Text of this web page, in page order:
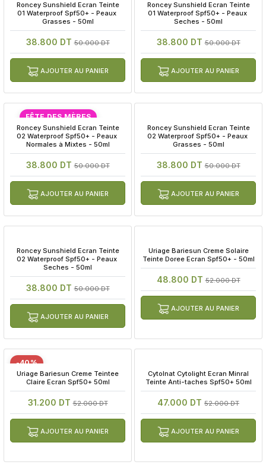
Roncey Sunshield Ecran Teinte
01 Waterproof Spf50+ - Peaux
Grasses - 50ml
38.800 DT50.000 DT
AJOUTER AU PANIER
Roncey Sunshield Ecran Teinte
01 Waterproof Spf50+ - Peaux
Seches - 50ml
38.800 DT50.000 DT
AJOUTER AU PANIER
FÊTE DES MÈRES
Roncey Sunshield Ecran Teinte
02 Waterproof Spf50+ - Peaux
Normales à Mixtes - 50ml
38.800 DT50.000 DT
AJOUTER AU PANIER
Roncey Sunshield Ecran Teinte
02 Waterproof Spf50+ - Peaux
Grasses - 50ml
38.800 DT50.000 DT
AJOUTER AU PANIER
Roncey Sunshield Ecran Teinte
02 Waterproof Spf50+ - Peaux
Seches - 50ml
38.800 DT50.000 DT
AJOUTER AU PANIER
Uriage Bariesun Creme Solaire
Teinte Doree Ecran Spf50+ - 50ml
48.800 DT52.000 DT
AJOUTER AU PANIER
-40%
Uriage Bariesun Creme Teintee
Claire Ecran Spf50+ 50ml
31.200 DT52.000 DT
AJOUTER AU PANIER
Cytolnat Cytolight Ecran Minral
Teinte Anti-taches Spf50+ 50ml
47.000 DT 52.000 DT
AJOUTER AU PANIER